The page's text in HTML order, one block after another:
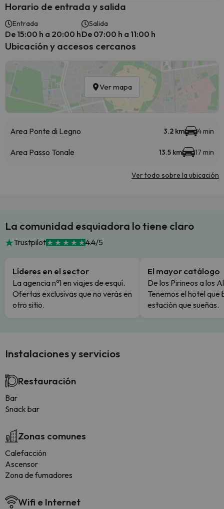
Horario de entrada y salida
Entrada
De 15:00 h a 20:00 h
Salida
De 07:00 h a 11:00 h
Ubicación y accesos cercanos
Ver mapa
Area Ponte di Legno 3.2 km 4 min
Area Passo Tonale 13.5 km 17 min
Ver todo sobre la ubicación
La comunidad esquiadora lo tiene claro
Trustpilot 4.4/5
Líderes en el sector
La agencia nº1 en viajes de esquí.
Ofertas exclusivas que no verás en
otro sitio.
El mayor catálogo
De los Pirineos a los
Tenemos el hotel que
estación que sueñas.
Instalaciones y servicios
Restauración
Bar
Snack bar
Zonas comunes
Calefacción
Ascensor
Zona de fumadores
Wifi e Internet